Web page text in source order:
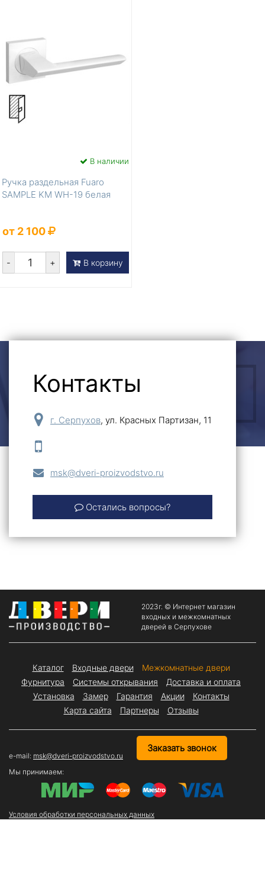
В наличии
Ручка раздельная Fuaro
SAMPLE KM WH-19 белая
от 2 100
- + В корзину
ОСТАВИТЬ ЗАЯВКУ
Контакты
г. Серпухов, ул. Красных Партизан, 11
msk@dveri-proizvodstvo.ru
Остались вопросы?
2023г. © Интернет магазин
входных и межкомнатных
дверей в Серпухове
Каталог Входные двери
Межкомнатные двери
Фурнитура
Системы открывания
Доставка и оплата
Установка
Замер Гарантия Акции
Контакты
Карта сайта
Партнеры Отзывы
e-mail: msk@dveri-proizvodstvo.ru
Заказать звонок
Мы принимаем:
Условия обработки персональных данных